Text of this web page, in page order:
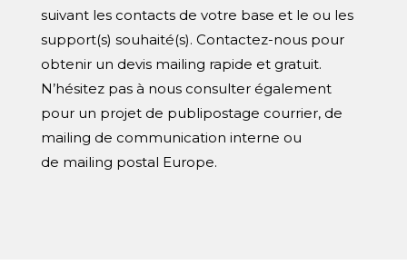
suivant les contacts de votre base et le ou les
support(s) souhaité(s). Contactez-nous pour
obtenir un devis mailing rapide et gratuit.
N’hésitez pas à nous consulter également
pour un projet de publipostage courrier, de
mailing de communication interne ou
de mailing postal Europe.